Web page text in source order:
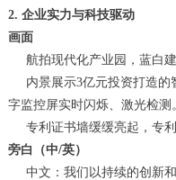
2. 企业实力与科技驱动
画面
航拍现代化产业园，蓝白建
内景展示3亿元投资打造的
字监控屏实时闪烁、激光检测
专利证书墙缓缓亮起，专利
旁白（中/英）
中文：我们以持续的创新和